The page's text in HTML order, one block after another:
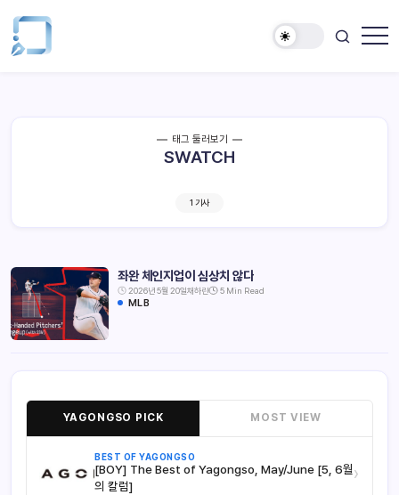
태그 둘러보기
SWATCH
1 기사
좌완 체인지업이 심상치 않다
2026년 5월 20일채하린 5 Min Read
MLB
YAGONGSO PICK MOST VIEW
BEST OF YAGONGSO
[BOY] The Best of Yagongso, May/June [5, 6월
의 칼럼]
›